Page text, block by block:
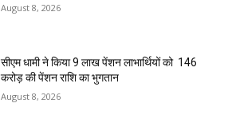
August 8, 2026
सीएम धामी ने किया 9 लाख पेंशन लाभार्थियों को ₹ 146
करोड़ की पेंशन राशि का भुगतान
August 8, 2026